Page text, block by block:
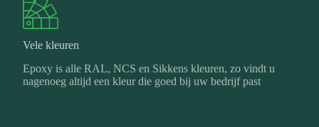
Vele kleuren
Epoxy is alle RAL, NCS en Sikkens kleuren, zo vindt u
nagenoeg altijd een kleur die goed bij uw bedrijf past